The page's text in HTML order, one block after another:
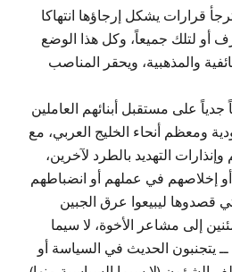
قرارات يشكل إرجاؤها انتهاكا
أو لتلك جميعاً، وكل هذا الوضع
والمذهبية، ويحقر المناصب
جدياً على مستقبل أبنائهم العاملين
ومعظم أنحاء الخليج العربي، مع
التهديد بالطرد لآخرين،
إخلاصهم في عملهم أو انضباطهم
قصدوها ليبيعوا عرق الجبين
إلى مشاعر الأخوة، لا سيما
ــ يتجنبون الحديث في السياسة أو